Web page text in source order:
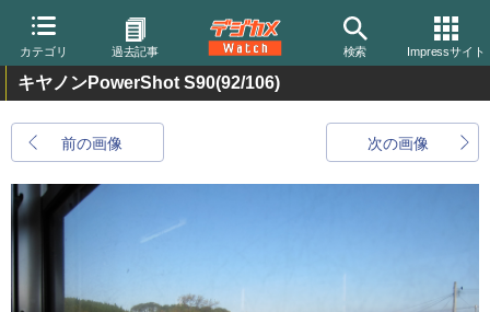
カテゴリ 過去記事 検索 Impressサイト
キヤノンPowerShot S90(92/106)
前の画像 次の画像